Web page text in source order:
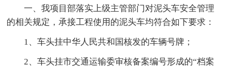
一、我项目部落实上级主管部门对泥头车安全管理
的相关规定，承接工程使用的泥头车均符合如下要求：
1、车头挂中华人民共和国核发的车辆号牌；
2、车头挂市交通运输委审核备案编号形成的“档案